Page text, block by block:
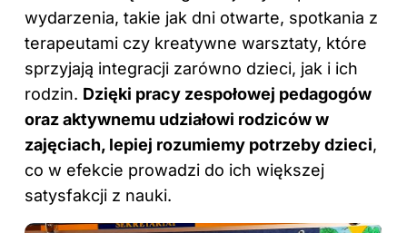
wydarzenia, takie jak dni otwarte, spotkania z
terapeutami czy kreatywne warsztaty, które
sprzyjają integracji zarówno dzieci, jak i ich
rodzin. Dzięki pracy zespołowej pedagogów
oraz aktywnemu udziałowi rodziców w
zajęciach, lepiej rozumiemy potrzeby dzieci,
co w efekcie prowadzi do ich większej
satysfakcji z nauki.